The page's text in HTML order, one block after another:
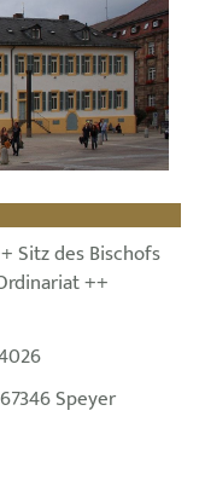
Sitz des Bischofs
++
Speyer